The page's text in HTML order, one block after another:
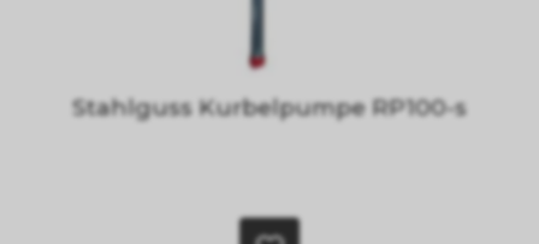
Stahlguss Kurbelpumpe RP100-s